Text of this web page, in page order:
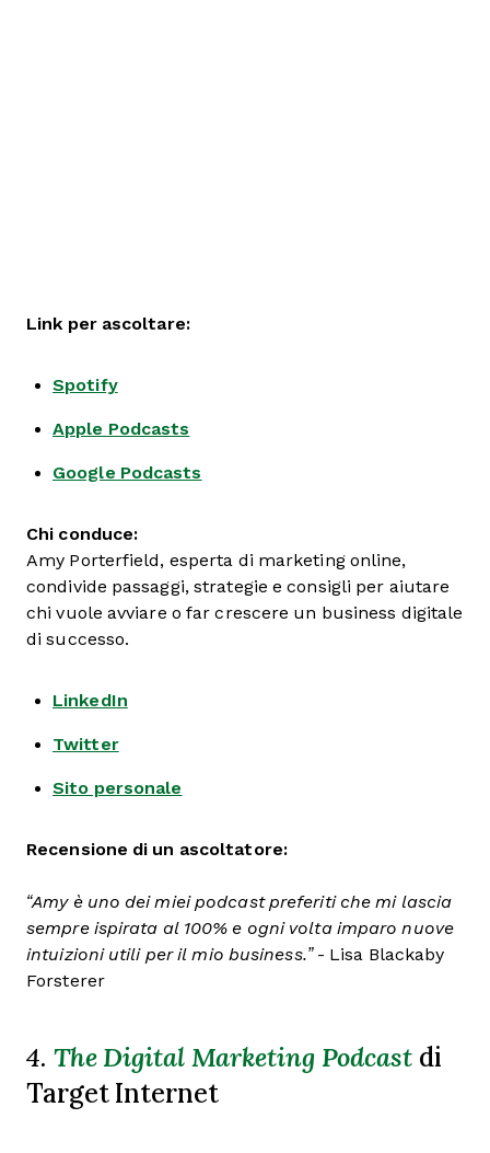
Link per ascoltare:
Spotify
Apple Podcasts
Google Podcasts
Chi conduce:
Amy Porterfield, esperta di marketing online,
condivide passaggi, strategie e consigli per aiutare
chi vuole avviare o far crescere un business digitale
di successo.
LinkedIn
Twitter
Sito personale
Recensione di un ascoltatore:
“Amy è uno dei miei podcast preferiti che mi lascia
sempre ispirata al 100% e ogni volta imparo nuove
intuizioni utili per il mio business.” - Lisa Blackaby
Forsterer
4. The Digital Marketing Podcastdi
Target Internet